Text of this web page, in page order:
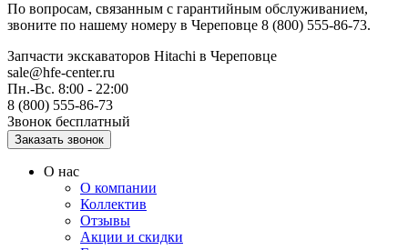
По вопросам, связанным с гарантийным обслуживанием,
звоните по нашему номеру в Череповце 8 (800) 555-86-73.
Запчасти экскаваторов Hitachi в Череповце
sale@hfe-center.ru
Пн.-Вс. 8:00 - 22:00
8 (800) 555-86-73
Звонок бесплатный
О нас
О компании
Коллектив
Отзывы
Акции и скидки